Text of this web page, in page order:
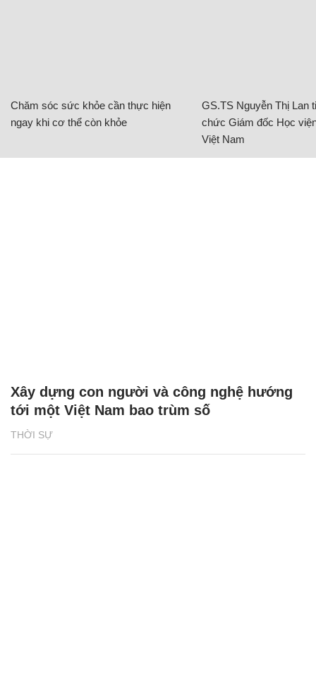
Chăm sóc sức khỏe cần thực hiện
ngay khi cơ thể còn khỏe
GS.TS Nguyễn Thị Lan
chức Giám đốc Học
Việt Nam
THỜI SỰ
Xây dựng con người và công nghệ hướng
tới một Việt Nam bao trùm số